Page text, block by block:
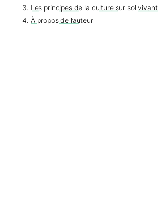
Les principes de la culture sur sol vivant
À propos de l’auteur